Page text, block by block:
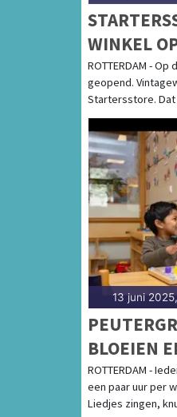
WINKEL
ROTTERDAM -
geopend.
Startersstore. Dat
13 juni
BLOEIEN
ROTTERDAM -
een paar uur per
Liedjes zingen,